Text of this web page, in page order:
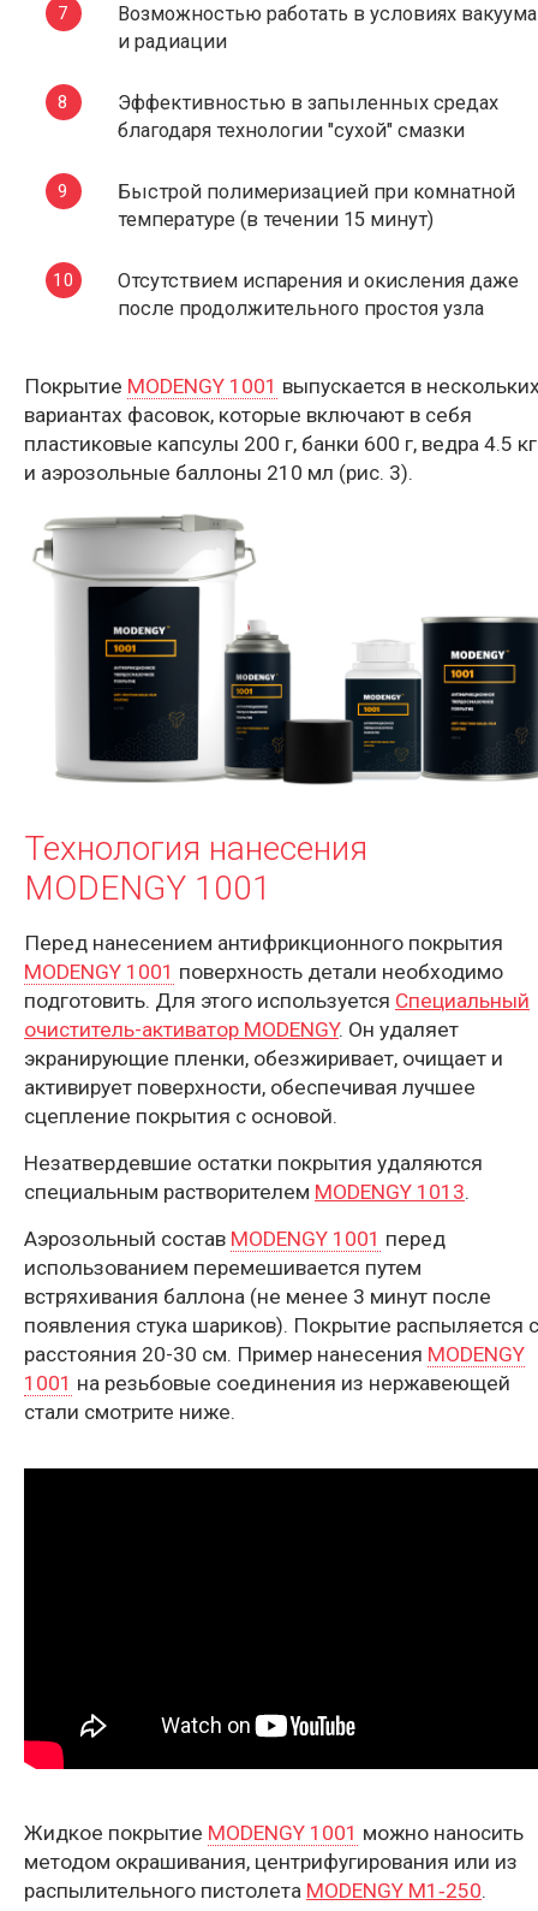
Возможностью работать в условиях вакуума
и радиации
Эффективностью в запыленных средах
благодаря технологии "сухой" смазки
Быстрой полимеризацией при комнатной
температуре (в течении 15 минут)
Отсутствием испарения и окисления даже
после продолжительного простоя узла
Покрытие MODENGY 1001 выпускается в
вариантах фасовок, которые включают в себя
пластиковые капсулы 200 г, банки 600 г, ведра 4.5 кг
и аэрозольные баллоны 210 мл (рис. 3).
Технология нанесения
MODENGY 1001
Перед нанесением антифрикционного покрытия
MODENGY 1001 поверхность детали необходимо
подготовить. Для этого используется Cпециальный
очиститель-активатор MODENGY. Он удаляет
экранирующие пленки, обезжиривает, очищает и
активирует поверхности, обеспечивая лучшее
сцепление покрытия с основой.
Незатвердевшие остатки покрытия удаляются
специальным растворителем MODENGY 1013.
Аэрозольный состав MODENGY 1001 перед
использованием перемешивается путем
встряхивания баллона (не менее 3 минут после
появления стука шариков). Покрытие распыляется с
расстояния 20-30 см. Пример нанесения MODENGY
1001 на резьбовые соединения из нержавеющей
стали смотрите ниже.
Жидкое покрытие MODENGY 1001 можно наносить
методом окрашивания, центрифугирования или из
распылительного пистолета MODENGY M1‑250.